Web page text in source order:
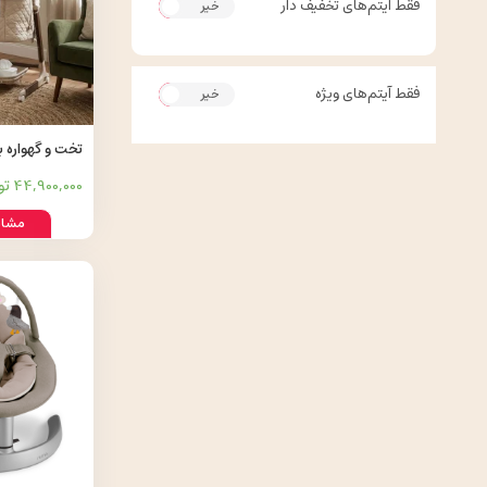
خیر فقط آیتم‌های تخفیف دار
خیر فقط آیتم‌های ویژه
OC-B001
44,900,000 تومان